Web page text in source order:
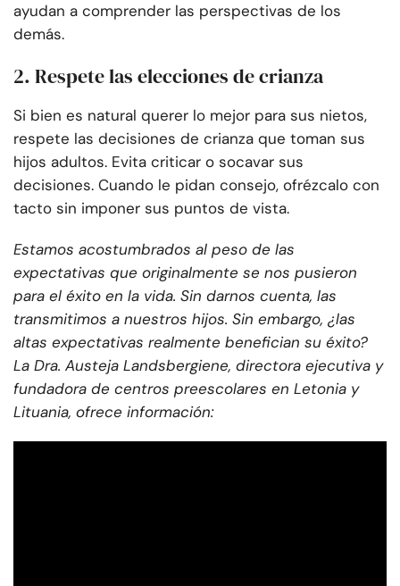
ayudan a comprender las perspectivas de los
demás.
2. Respete las elecciones de crianza
Si bien es natural querer lo mejor para sus nietos,
respete las decisiones de crianza que toman sus
hijos adultos. Evita criticar o socavar sus
decisiones. Cuando le pidan consejo, ofrézcalo con
tacto sin imponer sus puntos de vista.
Estamos acostumbrados al peso de las
expectativas que originalmente se nos pusieron
para el éxito en la vida. Sin darnos cuenta, las
transmitimos a nuestros hijos. Sin embargo, ¿las
altas expectativas realmente benefician su éxito?
La Dra. Austeja Landsbergiene, directora ejecutiva y
fundadora de centros preescolares en Letonia y
Lituania, ofrece información: